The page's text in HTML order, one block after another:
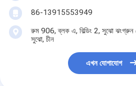
86-13915553949
রুম 906, ব্লক এ, বিল্ডিং 2, সুঝো ঝংগ্রুন
সুঝো, চীন
এখন যোগাযোগ